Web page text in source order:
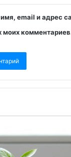
email и адрес